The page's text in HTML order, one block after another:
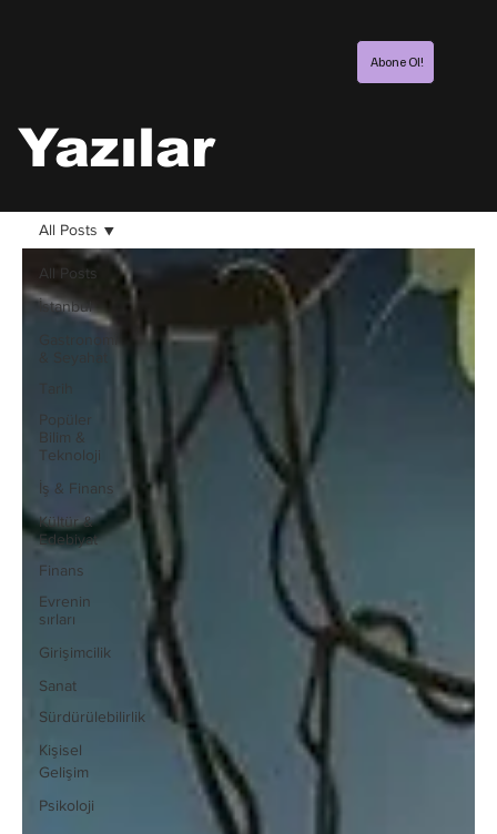
Abone Ol!
Yazılar
All Posts
İstanbul
Popüler
Bilim &
Teknoloji
İş & Finans
Kültür &
Edebiyat
Finans
Evrenin
sırları
Girişimcilik
Sanat
Sürdürülebilirlik
Kişisel
Gelişim
Psikoloji
All Posts